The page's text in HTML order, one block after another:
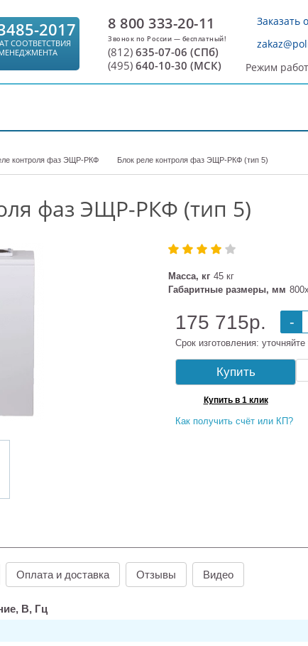
2017
СООТВЕТСТВИЯ
8 800 333-20-11
(812) 635-07-06 (СПб)
(495) 640-10-30 (МСК)
Заказать
Режим
контроля фаз ЭЩР-РКФ Блок реле контроля фаз ЭЩР-РКФ (тип 5)
фаз ЭЩР-РКФ (тип 5)
Масса, кг 45 кг
Габаритные размеры, мм
175 715р. -
Срок изготовления:
Купить
Купить в 1 клик
Как получить счёт или КП?
Оплата и доставка Отзывы Видео
В, Гц